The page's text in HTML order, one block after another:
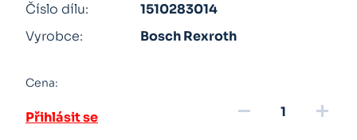
Číslo dílu:
1510283014
Vyrobce:
Bosch Rexroth
Cena:
Přihlásit se remove add